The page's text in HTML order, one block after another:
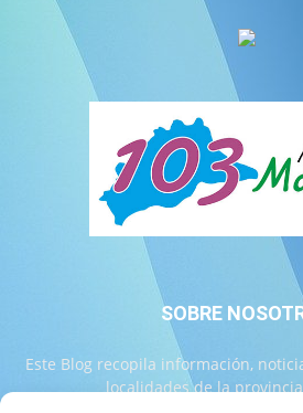
SOBRE
Este Blog recopila información,
localidades de la